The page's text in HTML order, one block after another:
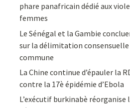
phare panafricain dédié aux
femmes
Le Sénégal et la Gambie
sur la délimitation
commune
La Chine continue d’épauler la
contre la 17è épidémie d’Ebola
L’exécutif burkinabè